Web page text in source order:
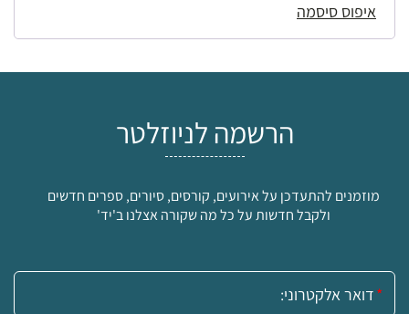
איפוס סיסמה
הרשמה לניוזלטר
מוזמנים להתעדכן על אירועים, קורסים, סיורים, ספרים חדשים
ולקבל חדשות על כל מה שקורה אצלנו ב'יד'
אימייל: